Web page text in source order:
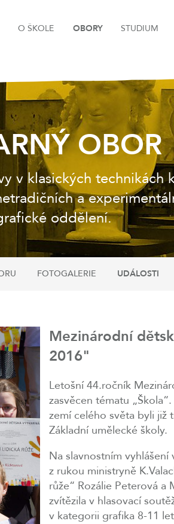
O ŠKOLE OBORY STUDIUM
OBOR
v klasických technikách
a
oddělení.
FOTOGALERIE UDÁLOSTI
Mezinárodní
2016"
Letošní 44.ročník
zasvěcen tématu
zemí celého světa byli již
Základní umělecké školy.
Na slavnostním
z rukou ministryně
růže“ Rozálie Peterová a
zvítězila v hlasovací
v kategorii grafika 8-11